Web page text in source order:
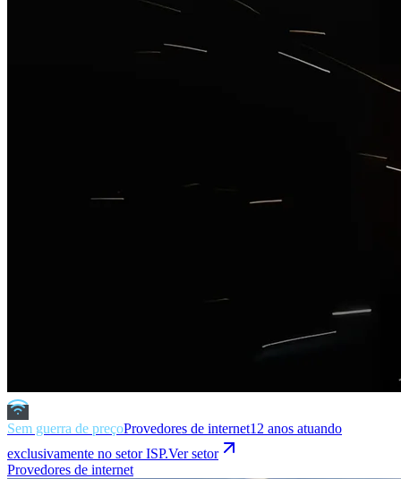
Sem guerra de preçoProvedores de internet12 anos atuando
exclusivamente no setor ISP.Ver setor
Provedores de internet